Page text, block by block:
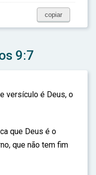
copiar
9:7
versículo é Deus, o
que Deus é o
que não tem fim